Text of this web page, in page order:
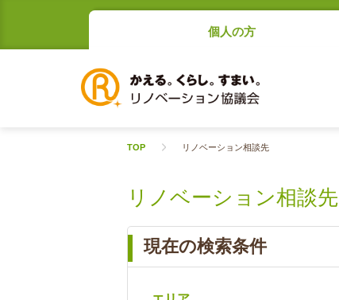
個人の方
TOP リノベーション相談先
リノベーション相談先
現在の検索条件